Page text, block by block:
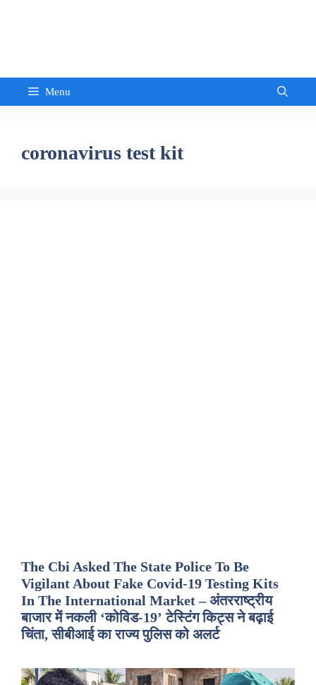
Menu
coronavirus test kit
The Cbi Asked The State Police To Be
Vigilant About Fake Covid-19 Testing Kits
In The International Market – अंतरराष्ट्रीय
बाजार में नकली ‘कोविड-19’ टेस्टिंग किट्स ने बढ़ाई
चिंता, सीबीआई का राज्य पुलिस को अलर्ट